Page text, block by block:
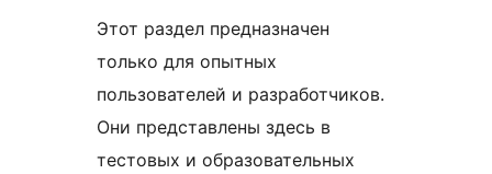
Этот раздел предназначен
только для опытных
пользователей и разработчиков.
Они представлены здесь в
тестовых и образовательных